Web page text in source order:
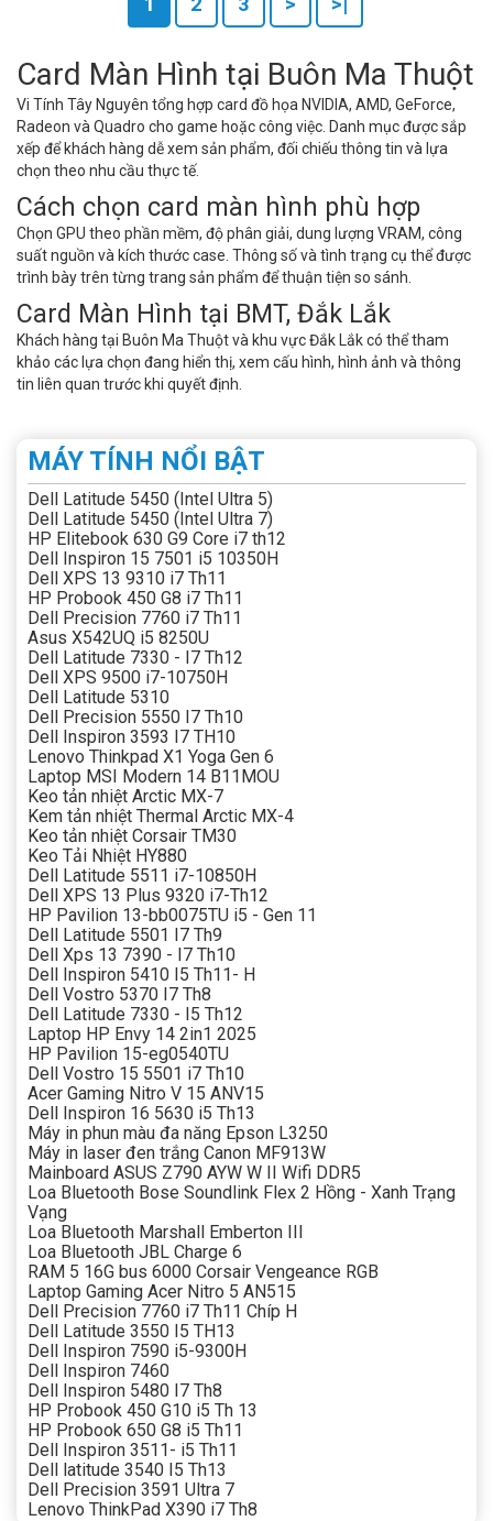
Card Màn Hình tại Buôn Ma Thuột
Vi Tính Tây Nguyên tổng hợp card đồ họa NVIDIA, AMD, GeForce,
Radeon và Quadro cho game hoặc công việc. Danh mục được sắp
xếp để khách hàng dễ xem sản phẩm, đối chiếu thông tin và lựa
chọn theo nhu cầu thực tế.
Cách chọn card màn hình phù hợp
Chọn GPU theo phần mềm, độ phân giải, dung lượng VRAM, công
suất nguồn và kích thước case. Thông số và tình trạng cụ thể được
trình bày trên từng trang sản phẩm để thuận tiện so sánh.
Card Màn Hình tại BMT, Đắk Lắk
Khách hàng tại Buôn Ma Thuột và khu vực Đắk Lắk có thể tham
khảo các lựa chọn đang hiển thị, xem cấu hình, hình ảnh và thông
tin liên quan trước khi quyết định.
MÁY TÍNH NỔI BẬT
Dell Latitude 5450 (Intel Ultra 5)
Dell Latitude 5450 (Intel Ultra 7)
HP Elitebook 630 G9 Core i7 th12
Dell Inspiron 15 7501 i5 10350H
Dell XPS 13 9310 i7 Th11
HP Probook 450 G8 i7 Th11
Dell Precision 7760 i7 Th11
Asus X542UQ i5 8250U
Dell Latitude 7330 - I7 Th12
Dell XPS 9500 i7-10750H
Dell Latitude 5310
Dell Precision 5550 I7 Th10
Dell Inspiron 3593 I7 TH10
Lenovo Thinkpad X1 Yoga Gen 6
Laptop MSI Modern 14 B11MOU
Keo tản nhiệt Arctic MX-7
Kem tản nhiệt Thermal Arctic MX-4
Keo tản nhiệt Corsair TM30
Keo Tải Nhiệt HY880
Dell Latitude 5511 i7-10850H
Dell XPS 13 Plus 9320 i7-Th12
HP Pavilion 13-bb0075TU i5 - Gen 11
Dell Latitude 5501 I7 Th9
Dell Xps 13 7390 - I7 Th10
Dell Inspiron 5410 I5 Th11- H
Dell Vostro 5370 I7 Th8
Dell Latitude 7330 - I5 Th12
Laptop HP Envy 14 2in1 2025
HP Pavilion 15-eg0540TU
Dell Vostro 15 5501 i7 Th10
Acer Gaming Nitro V 15 ANV15
Dell Inspiron 16 5630 i5 Th13
Máy in phun màu đa năng Epson L3250
Máy in laser đen trắng Canon MF913W
Mainboard ASUS Z790 AYW W II Wifi DDR5
Loa Bluetooth Bose Soundlink Flex 2 Hồng - Xanh Trạng
Vạng
Loa Bluetooth Marshall Emberton III
Loa Bluetooth JBL Charge 6
RAM 5 16G bus 6000 Corsair Vengeance RGB
Laptop Gaming Acer Nitro 5 AN515
Dell Precision 7760 i7 Th11 Chíp H
Dell Latitude 3550 I5 TH13
Dell Inspiron 7590 i5-9300H
Dell Inspiron 7460
Dell Inspiron 5480 I7 Th8
HP Probook 450 G10 i5 Th 13
HP Probook 650 G8 i5 Th11
Dell Inspiron 3511- i5 Th11
Dell latitude 3540 I5 Th13
Dell Precision 3591 Ultra 7
Lenovo ThinkPad X390 i7 Th8